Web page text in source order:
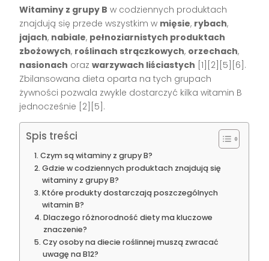
Witaminy z grupy B w codziennych produktach
znajdują się przede wszystkim w mięsie, rybach,
jajach, nabiale, pełnoziarnistych produktach
zbożowych, roślinach strączkowych, orzechach,
nasionach orazwarzywach liściastych [1][2][5][6].
Zbilansowana dieta oparta na tych grupach
żywności pozwala zwykle dostarczyć kilka witamin B
jednocześnie [2][5].
Spis treści
Czym są witaminy z grupy B?
Gdzie w codziennych produktach znajdują się
witaminy z grupy B?
Które produkty dostarczają poszczególnych
witamin B?
Dlaczego różnorodność diety ma kluczowe
znaczenie?
Czy osoby na diecie roślinnej muszą zwracać
uwagę na B12?